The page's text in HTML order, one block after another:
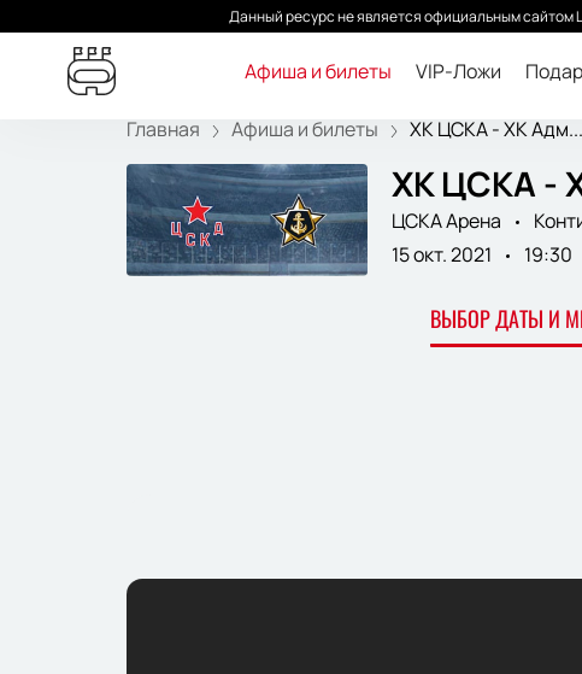
Данный ресурс не является официальным
Афиша и билеты VIP-Ложи
Главная Афиша и билеты ХК ЦСКА - ХК Адм...
ХК ЦСКА -
ЦСКА Арена
15 окт. 2021
19:30
ВЫБОР ДАТЫ И